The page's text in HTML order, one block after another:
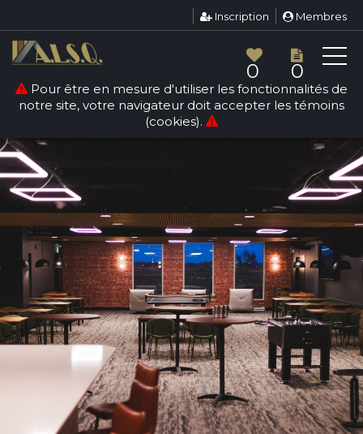
Inscription Membres
0 0
Pour être en mesure d'utiliser les fonctionnalités de
notre site, votre navigateur doit accepter les témoins
(cookies).